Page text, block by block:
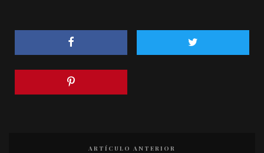
ARTÍCULO ANTERIOR